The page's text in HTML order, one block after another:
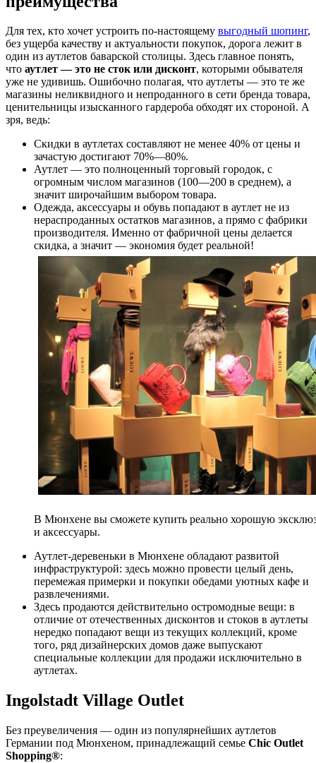
Для тех, кто хочет устроить по-настоящему выгодный шопинг,
без ущерба качеству и актуальности покупок, дорога лежит в
один из аутлетов баварской столицы. Здесь главное понять,
что аутлет — это не сток или дисконт, которыми обывателя
уже не удивишь. Ошибочно полагая, что аутлеты — это те же
магазины неликвидного и непроданного в сети бренда товара,
ценительницы изысканного гардероба обходят их стороной. А
зря, ведь:
Скидки в аутлетах составляют не менее 40% от цены и
зачастую достигают 70%—80%.
Аутлет — это полноценный торговый городок, с
огромным числом магазинов (100—200 в среднем), а
значит широчайшим выбором товара.
Одежда, аксессуары и обувь попадают в аутлет не из
нераспроданных остатков магазинов, а прямо с фабрики
производителя. Именно от фабричной цены делается
скидка, а значит — экономия будет реальной!
В Мюнхене вы сможете купить реально хорошую
и аксессуары.
Аутлет-деревеньки в Мюнхене обладают развитой
инфраструктурой: здесь можно провести целый день,
перемежая примерки и покупки обедами уютных кафе и
развлечениями.
Здесь продаются действительно остромодные вещи: в
отличие от отечественных дисконтов и стоков в аутлеты
нередко попадают вещи из текущих коллекций, кроме
того, ряд дизайнерских домов даже выпускают
специальные коллекции для продажи исключительно в
аутлетах.
Ingolstadt Village Outlet
Без преувеличения — один из популярнейших аутлетов
Германии под Мюнхеном, принадлежащий семье Chic Outlet
Shopping®: